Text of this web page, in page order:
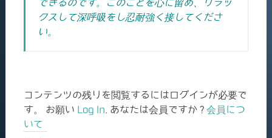
できるのです。このことを心に留め、リラッ
クスして深呼吸をし忍耐強く接してくださ
い。
コンテンツの残りを閲覧するにはログインが必要で
す。 お願い Log In . あなたは会員ですか ? 会員につ
いて